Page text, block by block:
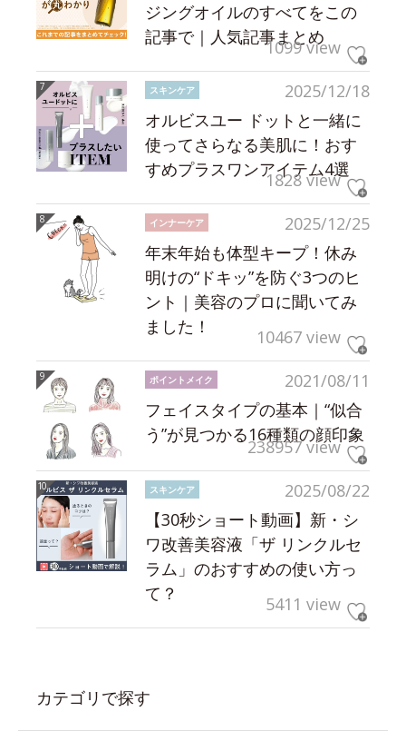
ジングオイルのすべてをこの
記事で｜人気記事まとめ
1099 view
2025/12/18
スキンケア
オルビスユー ドットと一緒に
使ってさらなる美肌に！おす
すめプラスワンアイテム4選
1828 view
2025/12/25
インナーケア
年末年始も体型キープ！休み
明けの“ドキッ”を防ぐ3つのヒ
ント｜美容のプロに聞いてみ
ました！
10467 view
2021/08/11
ポイントメイク
フェイスタイプの基本｜“似合
う”が見つかる16種類の顔印象
238957 view
2025/08/22
スキンケア
【30秒ショート動画】新・シ
ワ改善美容液「ザ リンクルセ
ラム」のおすすめの使い方っ
て？
5411 view
カテゴリで探す